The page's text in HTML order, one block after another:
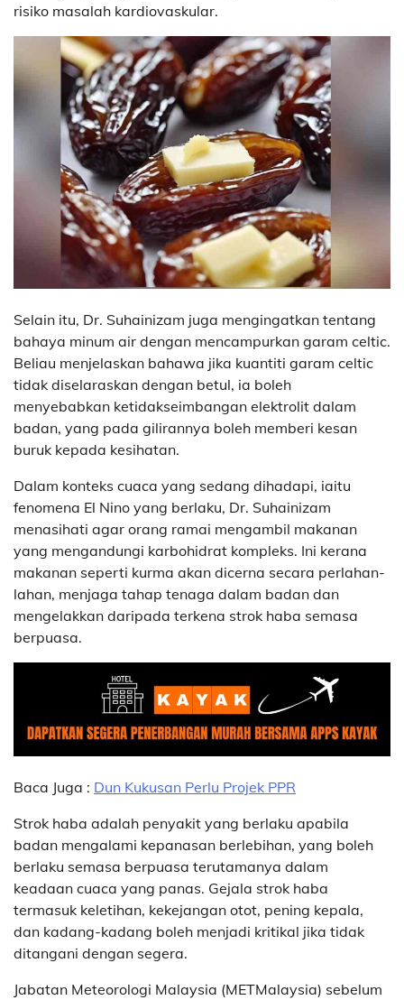
risiko masalah kardiovaskular.
Selain itu, Dr. Suhainizam juga mengingatkan tentang
bahaya minum air dengan mencampurkan garam celtic.
Beliau menjelaskan bahawa jika kuantiti garam celtic
tidak diselaraskan dengan betul, ia boleh
menyebabkan ketidakseimbangan elektrolit dalam
badan, yang pada gilirannya boleh memberi kesan
buruk kepada kesihatan.
Dalam konteks cuaca yang sedang dihadapi, iaitu
fenomena El Nino yang berlaku, Dr. Suhainizam
menasihati agar orang ramai mengambil makanan
yang mengandungi karbohidrat kompleks. Ini kerana
makanan seperti kurma akan dicerna secara perlahan-
lahan, menjaga tahap tenaga dalam badan dan
mengelakkan daripada terkena strok haba semasa
berpuasa.
Baca Juga : Dun Kukusan Perlu Projek PPR
Strok haba adalah penyakit yang berlaku apabila
badan mengalami kepanasan berlebihan, yang boleh
berlaku semasa berpuasa terutamanya dalam
keadaan cuaca yang panas. Gejala strok haba
termasuk keletihan, kekejangan otot, pening kepala,
dan kadang-kadang boleh menjadi kritikal jika tidak
ditangani dengan segera.
Jabatan Meteorologi Malaysia (METMalaysia) sebelum